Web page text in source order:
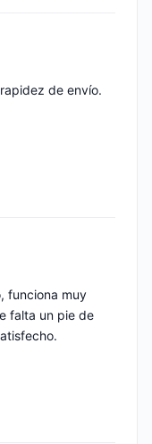
de envío.
funciona muy
falta un pie de